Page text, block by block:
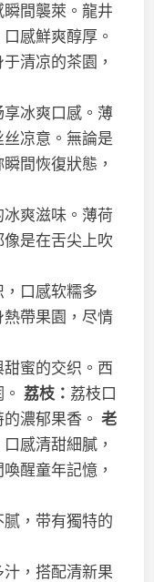
間襲萊。龍井
感鮮爽醇厚。
清凉的茶園，
冰爽口感。薄
凉意。無論是
間恢復狀態，
爽滋味。薄荷
是在舌尖上吹
口感软糯多
帶果園，尽情
蜜的交织。西
荔枝： 荔枝口
的濃郁果香。老
感清甜細膩，
醒童年記憶，
，带有獨特的
，搭配清新果